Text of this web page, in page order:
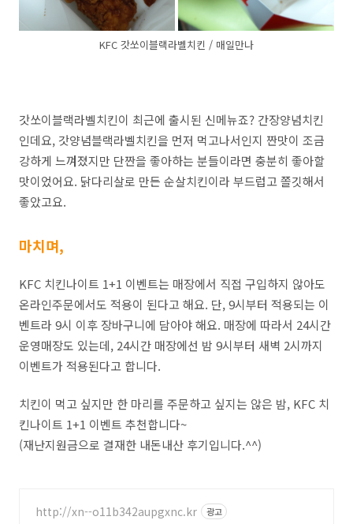
KFC 갓쏘이블랙라벨치킨 / 매일만나
갓쏘이블랙라벨치킨이 최근에 출시된 신메뉴죠? 간장양념치킨
인데요, 갓양념블랙라벨치킨을 먼저 먹고나서인지 짠맛이 조금
강하게 느껴졌지만 단짠을 좋아하는 분들이라면 충분히 좋아할
맛이었어요. 닭다리살로 만든 순살치킨이라 부드럽고 쫄깃해서
좋았고요.
마치며,
KFC 치킨나이트 1+1 이벤트는 매장에서 직접 구입하지 않아도
온라인주문에서도 적용이 된다고 해요. 단, 9시부터 적용되는 이
벤트라 9시 이후 장바구니에 담아야 해요. 매장에 따라서 24시간
운영매장도 있는데, 24시간 매장에선 밤 9시부터 새벽 2시까지
이벤트가 적용된다고 합니다.
치킨이 먹고 싶지만 한 마리를 주문하고 싶지는 않은 밤, KFC 치
킨나이트 1+1 이벤트 추천합니다~
(재난지원금으로 결재한 내돈내산 후기입니다.^^)
http://xn--o11b342aupgxnc.kr 광고